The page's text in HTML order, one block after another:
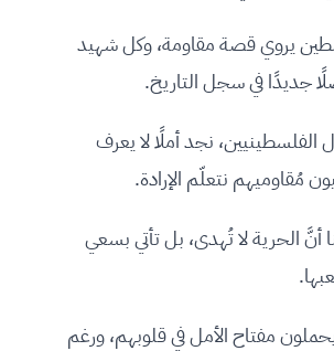
يروي قصة مقاومة، وكل شهيد
جديدًا في سجل التاريخ.
الفلسطينيين، نجد أملًا لا يعرف
مُقاوميهم نتعلّم الإرادة.
الحرية لا تُهدى، بل تأتي بسعي
مفتاح الأمل في قلوبهم، ورغم